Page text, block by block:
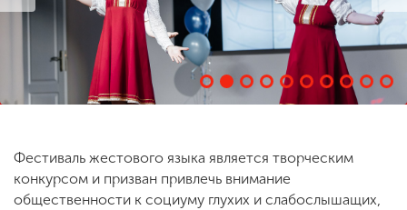
SPN
Приемная
Фестиваль жестового языка является творческим
конкурсом и призван привлечь внимание
общественности к социуму глухих и слабослышащих,